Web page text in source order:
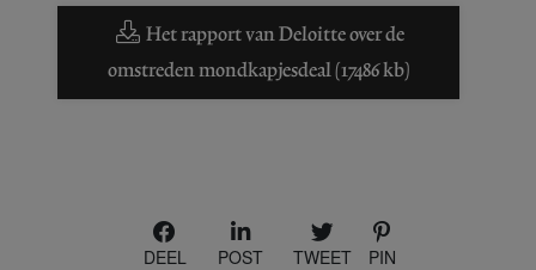
Het rapport van Deloitte over de
omstreden mondkapjesdeal (17486 kb)
DEEL POST TWEET PIN